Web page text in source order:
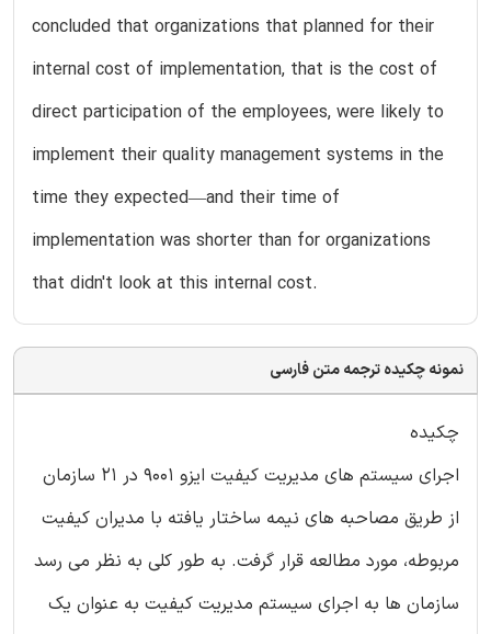
concluded that organizations that planned for their
internal cost of implementation, that is the cost of
direct participation of the employees, were likely to
implement their quality management systems in the
time they expected—and their time of
implementation was shorter than for organizations
that didn't look at this internal cost.
نمونه چکیده ترجمه متن فارسی
چکیده
اجرای سیستم های مدیریت کیفیت ایزو 9001 در 21 سازمان
از طریق مصاحبه های نیمه ساختار یافته با مدیران کیفیت
مربوطه، مورد مطالعه قرار گرفت. به طور کلی به نظر می رسد
سازمان ها به اجرای سیستم مدیریت کیفیت به عنوان یک